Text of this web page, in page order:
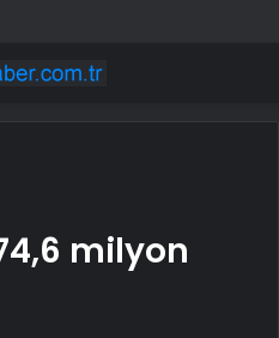
alarma geçirdi
milyon